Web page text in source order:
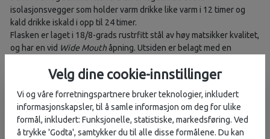
isolasjonsvegger som holder varm drikke like varm i 12 timer og
kald drikke iskald i opp til 24 timer.
Flasken er laget i 18/8-grads rustrfitt stål av høy matsikker kvalitet,
og har en vid Wide Mouthåpning. Utsiden er belagt med en
og lett å gripe tak i, selv for klamme og svette hender etter en god
rask å gripe tak i. Hele flasken og lokket er BPA-fri og Phtalate-fri,
og kan trygt vaskes i oppvaskmaskin på øverste hylle.
Kommer i flere flotte farger!
Velg dine cookie-innstillinger
Vi og våre forretningspartnere bruker teknologier, inkludert
informasjonskapsler, til å samle informasjon om deg for ulike
formål, inkludert: Funksjonelle, statistiske, markedsføring. Ved
å trykke 'Godta', samtykker du til alle disse formålene. Du kan